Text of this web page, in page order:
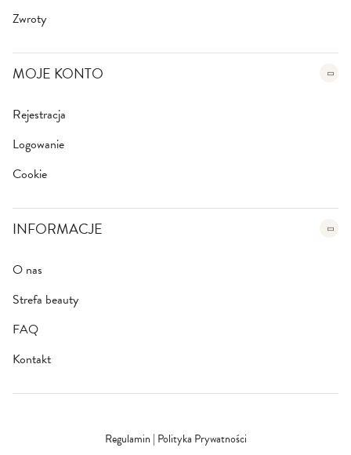
Zwroty
MOJE KONTO
Rejestracja
Logowanie
Cookie
INFORMACJE
O nas
Strefa beauty
FAQ
Kontakt
Regulamin | Polityka Prywatności